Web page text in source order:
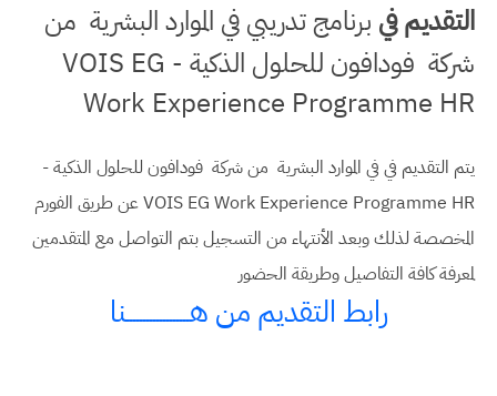
التقديم في برنامج تدريبي في الموارد البشرية من
شركة فودافون للحلول الذكية - VOIS EG
Work Experience Programme HR
يتم التقديم في في الموارد البشرية من شركة فودافون للحلول الذكية -
VOIS EG Work Experience Programme HR عن طريق الفورم
المخصصة لذلك وبعد الأنتهاء من التسجيل بتم التواصل مع المتقدمين
لمعرفة كافة التفاصيل وطريقة الحضور
رابط التقديم من هـــــــــــــــــــنا